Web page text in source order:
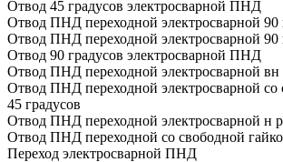
Отвод 45 градусов электросварной ПНД
Отвод ПНД переходной электросварной 90
Отвод ПНД переходной электросварной 90
Отвод 90 градусов электросварной ПНД
Отвод ПНД переходной электросварной вн
Отвод ПНД переходной электросварной со
45 градусов
Отвод ПНД переходной электросварной н р
Отвод ПНД переходной со свободной
Переход электросварной ПНД